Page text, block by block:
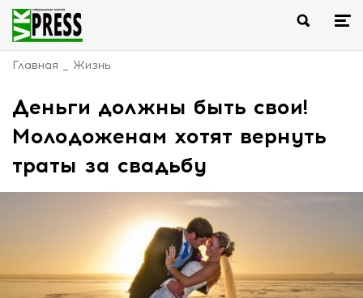
Главная Жизнь
Деньги должны быть свои!
Молодоженам хотят вернуть
траты за свадьбу